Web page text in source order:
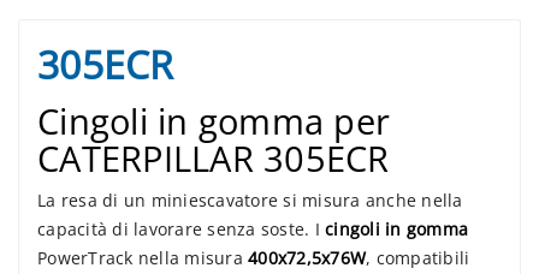
305ECR
Cingoli in gomma per
CATERPILLAR 305ECR
La resa di un miniescavatore si misura anche nella
capacità di lavorare senza soste. I cingoli in gomma
PowerTrack nella misura 400x72,5x76W, compatibili